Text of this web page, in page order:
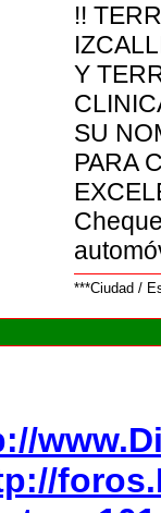
!!
Y
SU
PARA
***Ciudad /